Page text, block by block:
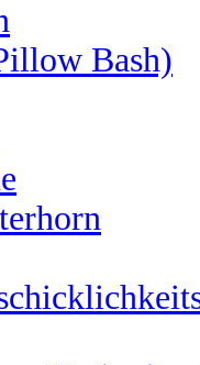
Bash)